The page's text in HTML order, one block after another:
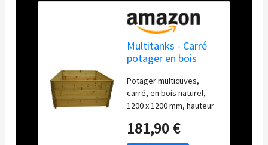
Multitanks - Carré
potager en bois
1200x1200mm
hauteur 585mm
Potager multicuves,
carré, en bois naturel,
1200 x 1200 mm, hauteur
181,90 €